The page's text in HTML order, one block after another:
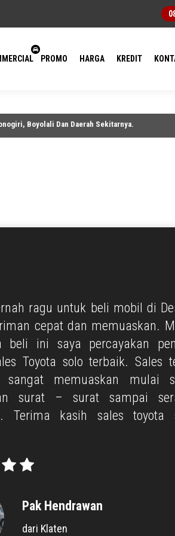
PROMO HARGA KREDIT
Boyolali Dan Daerah Sekitarnya.
ragu untuk beli mobil di
cepat dan memuaskan.
beli ini saya percayakan
Toyota solo terbaik. Sales
sangat memuaskan mulai
surat – surat sampai
Terima kasih sales toyota
Pak Hendrawan
dari Klaten